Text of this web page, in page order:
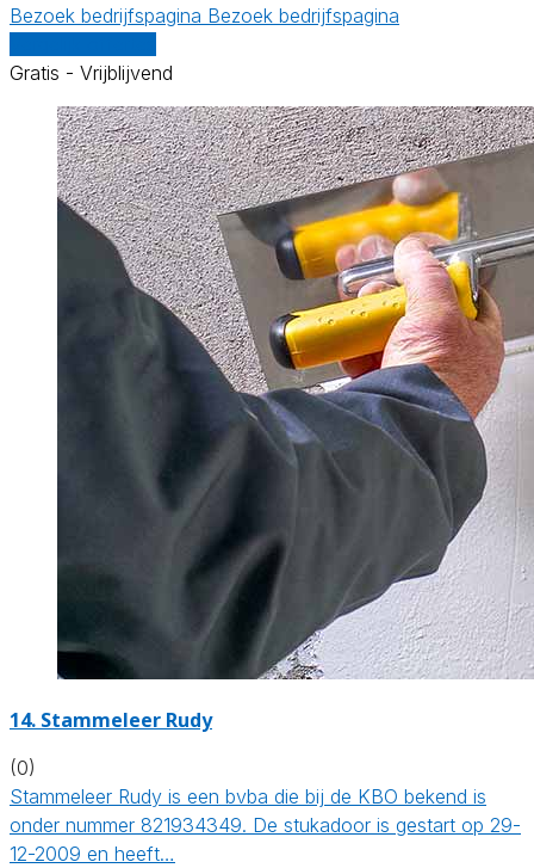
Bezoek bedrijfspagina Bezoek bedrijfspagina
Gratis - Vrijblijvend
14. Stammeleer Rudy
(0)
Stammeleer Rudy is een bvba die bij de KBO bekend is
onder nummer 821934349. De stukadoor is gestart op 29-
12-2009 en heeft…